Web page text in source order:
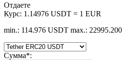
Отдаете
Курс: 1.14976 USDT = 1 EUR
min.: 114.976 USDT max.:
Сумма*: